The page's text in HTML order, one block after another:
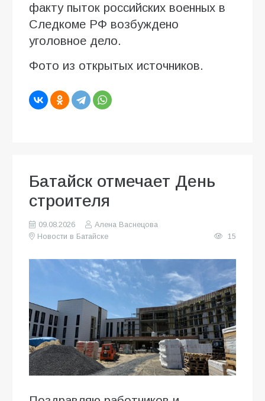
факту пыток российских военных в
Следкоме РФ возбуждено
уголовное дело.
Фото из открытых источников.
Батайск отмечает День
строителя
09.08.2026
Алена Васнецова
Новости в Батайске
15